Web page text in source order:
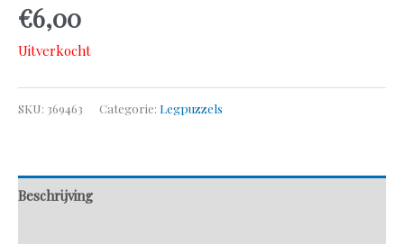
€6,00
Uitverkocht
SKU: 369463 Categorie: Legpuzzels
Beschrijving